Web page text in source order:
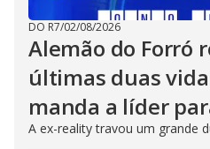
DO R7/02/08/2026
Alemão do Forró
últimas duas
manda a líder
A ex-reality travou um grande